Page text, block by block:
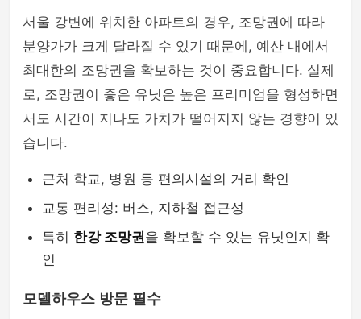
서울 강변에 위치한 아파트의 경우, 조망권에 따라
분양가가 크게 달라질 수 있기 때문에, 예산 내에서
최대한의 조망권을 확보하는 것이 중요합니다. 실제
로, 조망권이 좋은 유닛은 높은 프리미엄을 형성하면
서도 시간이 지나도 가치가 떨어지지 않는 경향이 있
습니다.
근처 학교, 병원 등 편의시설의 거리 확인
교통 편리성: 버스, 지하철 접근성
특히 한강 조망권을 확보할 수 있는 유닛인지 확
인
모델하우스 방문 필수